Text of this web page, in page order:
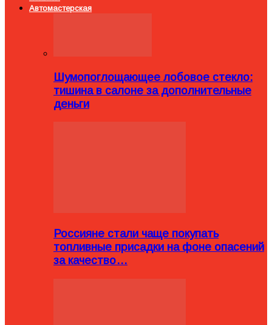
Автомастерская
Шумопоглощающее лобовое стекло:
тишина в салоне за дополнительные
деньги
Россияне стали чаще покупать
топливные присадки на фоне опасений
за качество…